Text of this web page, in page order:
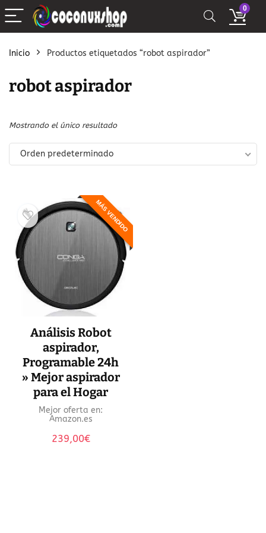
0
Inicio Productos etiquetados “robot aspirador”
robot aspirador
Mostrando el único resultado
Orden predeterminado
MÁS VENDIDO
Análisis Robot
aspirador,
Programable 24h
» Mejor aspirador
para el Hogar
Mejor oferta en:
Amazon.es
239,00€